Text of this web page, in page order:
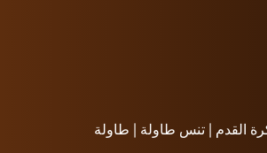
القدم | تنس طاولة | طاولة